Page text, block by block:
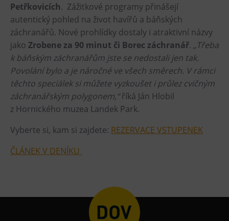
Tematické dárkové poukazy
Pro školy
DOVýuky
Kroužky pro děti
Výjezdní akce
Petřkovicích. Zážitkové programy přinášejí
autentický pohled na život havířů a báňských
záchranářů. Nové prohlídky dostaly i atraktivní názvy
jako Zrobene za 90 minut či Borec záchranář. „Třeba
k báňským záchranářům jste se nedostali jen tak.
Povolání bylo a je náročné ve všech směrech. V rámci
těchto speciálek si můžete vyzkoušet i průlez cvičným
záchranářským polygonem,“říká Ján Hlobil
z Hornického muzea Landek Park.
Vyberte si, kam si zajdete: REZERVACE VSTUPENEK
ČLÁNEK V DENÍKU